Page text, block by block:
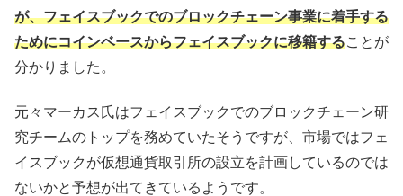
が、フェイスブックでのブロックチェーン事業に着手する
ためにコインベースからフェイスブックに移籍することが
分かりました。
元々マーカス氏はフェイスブックでのブロックチェーン研
究チームのトップを務めていたそうですが、市場ではフェ
イスブックが仮想通貨取引所の設立を計画しているのでは
ないかと予想が出てきているようです。